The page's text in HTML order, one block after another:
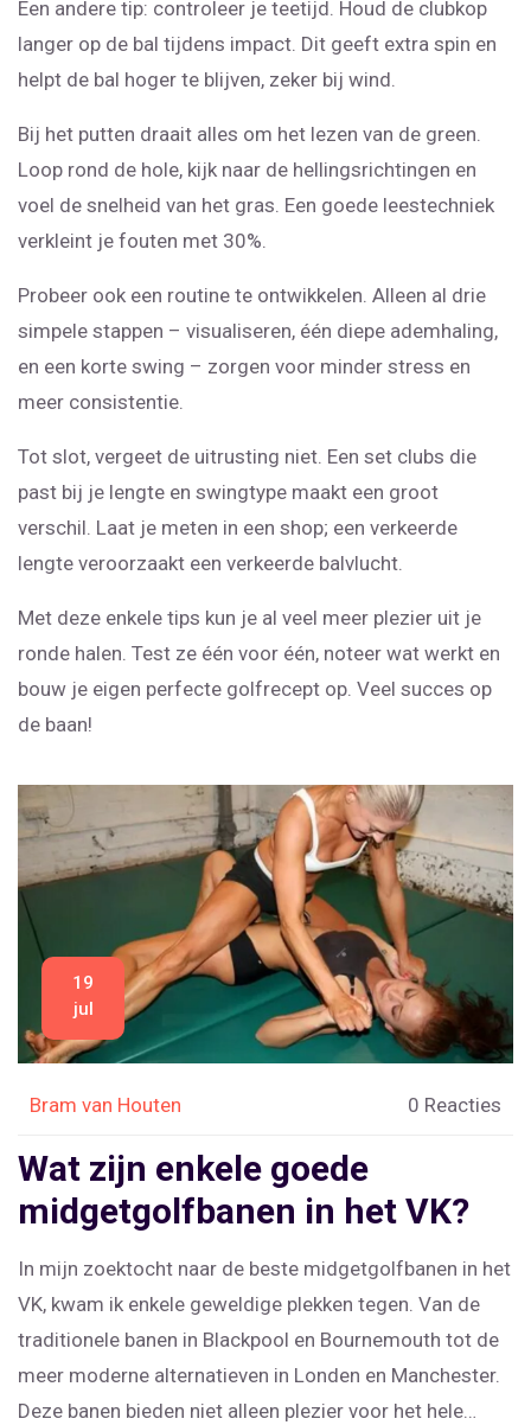
Een andere tip: controleer je teetijd. Houd de clubkop
langer op de bal tijdens impact. Dit geeft extra spin en
helpt de bal hoger te blijven, zeker bij wind.
Bij het putten draait alles om het lezen van de green.
Loop rond de hole, kijk naar de hellingsrichtingen en
voel de snelheid van het gras. Een goede leestechniek
verkleint je fouten met 30%.
Probeer ook een routine te ontwikkelen. Alleen al drie
simpele stappen – visualiseren, één diepe ademhaling,
en een korte swing – zorgen voor minder stress en
meer consistentie.
Tot slot, vergeet de uitrusting niet. Een set clubs die
past bij je lengte en swingtype maakt een groot
verschil. Laat je meten in een shop; een verkeerde
lengte veroorzaakt een verkeerde balvlucht.
Met deze enkele tips kun je al veel meer plezier uit je
ronde halen. Test ze één voor één, noteer wat werkt en
bouw je eigen perfecte golfrecept op. Veel succes op
de baan!
19
jul
Bram van Houten 0 Reacties
Wat zijn enkele goede
midgetgolfbanen in het VK?
In mijn zoektocht naar de beste midgetgolfbanen in het
VK, kwam ik enkele geweldige plekken tegen. Van de
traditionele banen in Blackpool en Bournemouth tot de
meer moderne alternatieven in Londen en Manchester.
Deze banen bieden niet alleen plezier voor het hele